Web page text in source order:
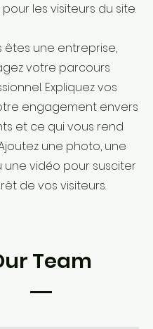
les visiteurs du site.
êtes une entreprise,
votre parcours
Expliquez vos
engagement envers
et ce qui vous rend
une photo, une
une vidéo pour susciter
de vos visiteurs.
Team